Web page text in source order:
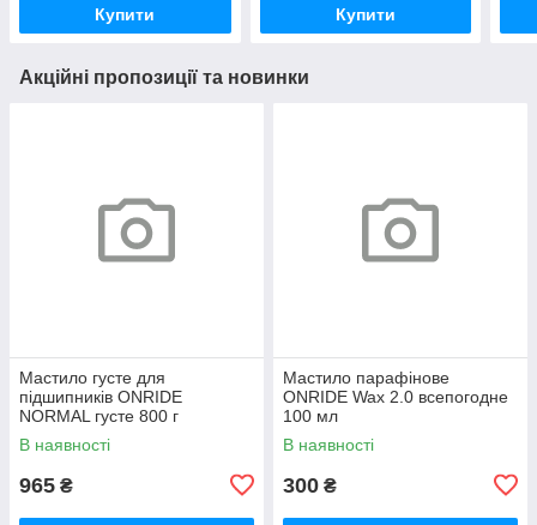
Купити Купити
Акційні пропозиції та новинки
Мастило густе для
підшипників ONRIDE
NORMAL густе 800 г
(металева банка)
В наявності
965 ₴
Мастило парафінове
ONRIDE Wax 2.0 всепогодне
100 мл
В наявності
300 ₴